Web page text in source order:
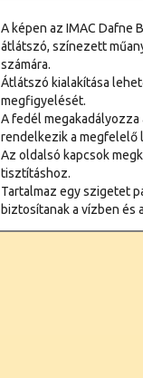
A képen az IMAC Dafne
átlátszó, színezett
számára.
Átlátszó kialakítása
megfigyelését.
A fedél
rendelkezik a megfelelő
Az oldalsó kapcsok
tisztításhoz.
Tartalmaz egy szigetet
biztosítanak a vízben és